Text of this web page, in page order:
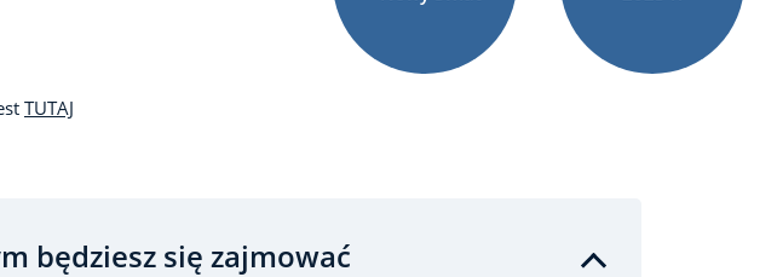
TUTAJ
będziesz się zajmować